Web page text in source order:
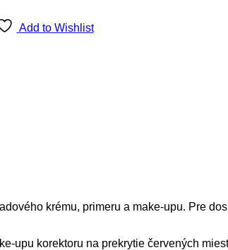
Add to Wishlist
krému, primeru a make-upu. Pre
upu korektoru na prekrytie červených